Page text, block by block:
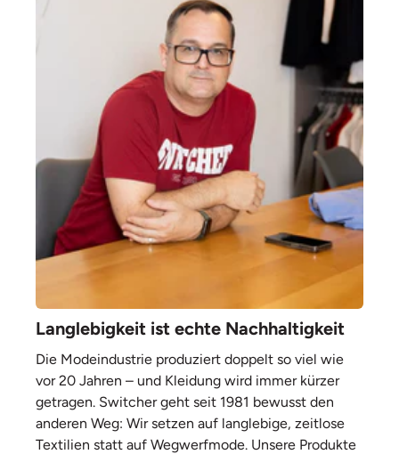
Langlebigkeit ist echte Nachhaltigkeit
Die Modeindustrie produziert doppelt so viel wie
vor 20 Jahren – und Kleidung wird immer kürzer
getragen. Switcher geht seit 1981 bewusst den
anderen Weg: Wir setzen auf langlebige, zeitlose
Textilien statt auf Wegwerfmode. Unsere Produkte